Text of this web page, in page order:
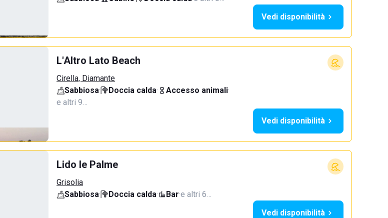
Vedi disponibilità
L'Altro Lato Beach
Cirella, Diamante
Sabbiosa· Doccia calda· Accesso animali·
e altri 9…
Vedi disponibilità
Lido le Palme
Grisolia
Sabbiosa· Doccia calda· Bar·e altri 6…
Vedi disponibilità